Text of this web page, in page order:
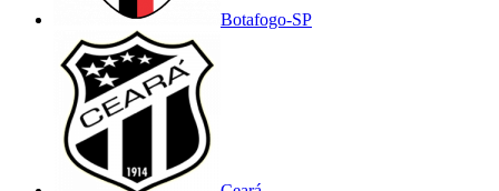
Botafogo-SP